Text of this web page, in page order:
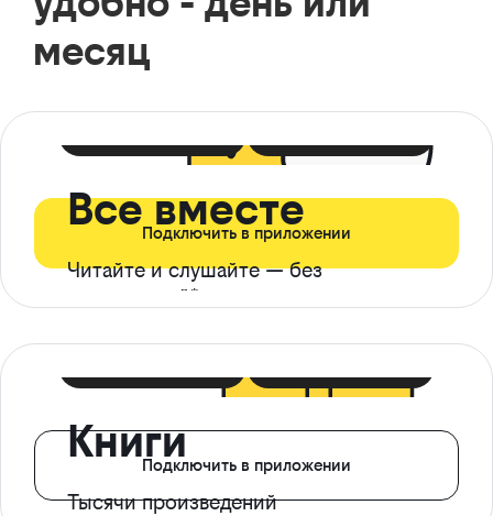
месяц
Все вместе
Читайте и слушайте — без
ограничений*
Подключить в приложении
Книги
Тысячи произведений
Подключить в приложении